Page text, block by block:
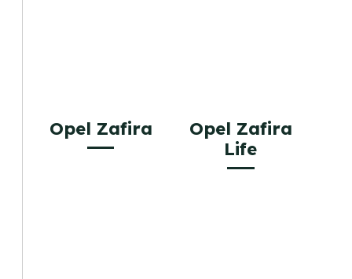
Opel Zafira
Opel Zafira
Life